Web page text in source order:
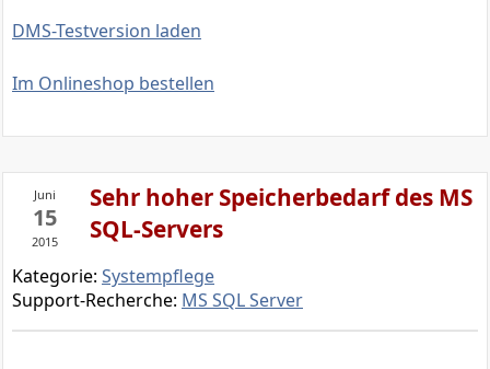
DMS-Testversion laden
Im Onlineshop bestellen
Juni
15
2015
Sehr hoher Speicherbedarf des MS
SQL-Servers
Kategorie: Systempflege
Support-Recherche: MS SQL Server